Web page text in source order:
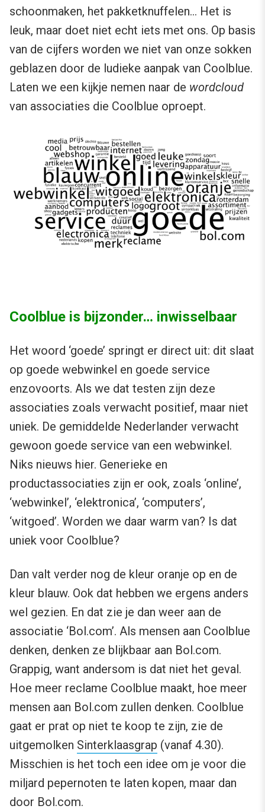
schoonmaken, het pakketknuffelen… Het is
leuk, maar doet niet echt iets met ons. Op basis
van de cijfers worden we niet van onze sokken
geblazen door de ludieke aanpak van Coolblue.
Laten we een kijkje nemen naar de wordcloud
van associaties die Coolblue oproept.
Coolblue is bijzonder… inwisselbaar
Het woord ‘goede’ springt er direct uit: dit slaat
op goede webwinkel en goede service
enzovoorts. Als we dat testen zijn deze
associaties zoals verwacht positief, maar niet
uniek. De gemiddelde Nederlander verwacht
gewoon goede service van een webwinkel.
Niks nieuws hier. Generieke en
productassociaties zijn er ook, zoals ‘online’,
‘webwinkel’, ‘elektronica’, ‘computers’,
‘witgoed’. Worden we daar warm van? Is dat
uniek voor Coolblue?
Dan valt verder nog de kleur oranje op en de
kleur blauw. Ook dat hebben we ergens anders
wel gezien. En dat zie je dan weer aan de
associatie ‘Bol.com’. Als mensen aan Coolblue
denken, denken ze blijkbaar aan Bol.com.
Grappig, want andersom is dat niet het geval.
Hoe meer reclame Coolblue maakt, hoe meer
mensen aan Bol.com zullen denken. Coolblue
gaat er prat op niet te koop te zijn, zie de
uitgemolken Sinterklaasgrap (vanaf 4.30).
Misschien is het toch een idee om je voor die
miljard pepernoten te laten kopen, maar dan
door Bol.com.